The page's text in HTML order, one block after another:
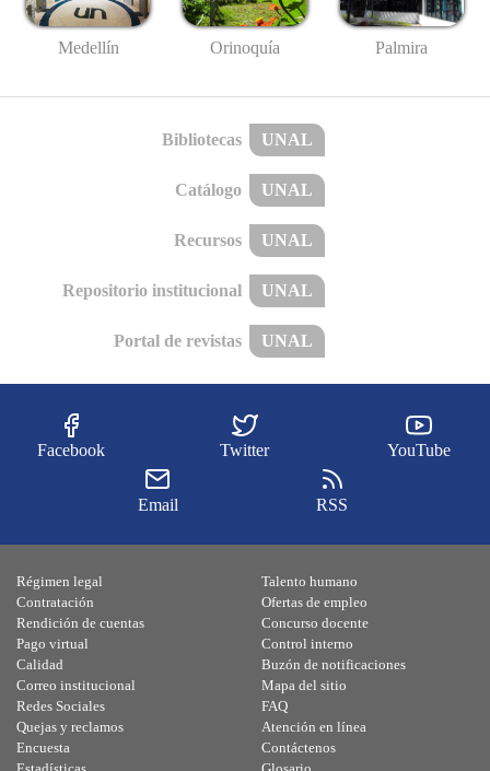
Medellín Orinoquía Palmira
Bibliotecas UNAL
Catálogo UNAL
Recursos UNAL
Repositorio institucional UNAL
Portal de revistas UNAL
Facebook Twitter YouTube
Email RSS
Régimen legal
Contratación
Rendición de cuentas
Pago virtual
Calidad
Talento humano
Ofertas de empleo
Concurso docente
Control interno
Buzón de notificaciones
Correo institucional
Redes Sociales
Quejas y reclamos
Encuesta
Mapa del sitio
FAQ
Atención en línea
Contáctenos